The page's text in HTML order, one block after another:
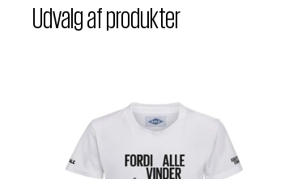
Udvalg af produkter